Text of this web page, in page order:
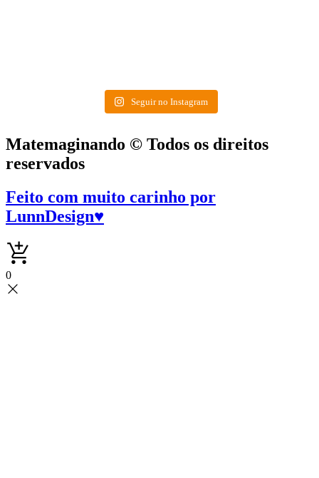
Seguir no Instagram
Matemaginando © Todos os direitos
reservados
Feito com muito carinho por
LunnDesign♥
0